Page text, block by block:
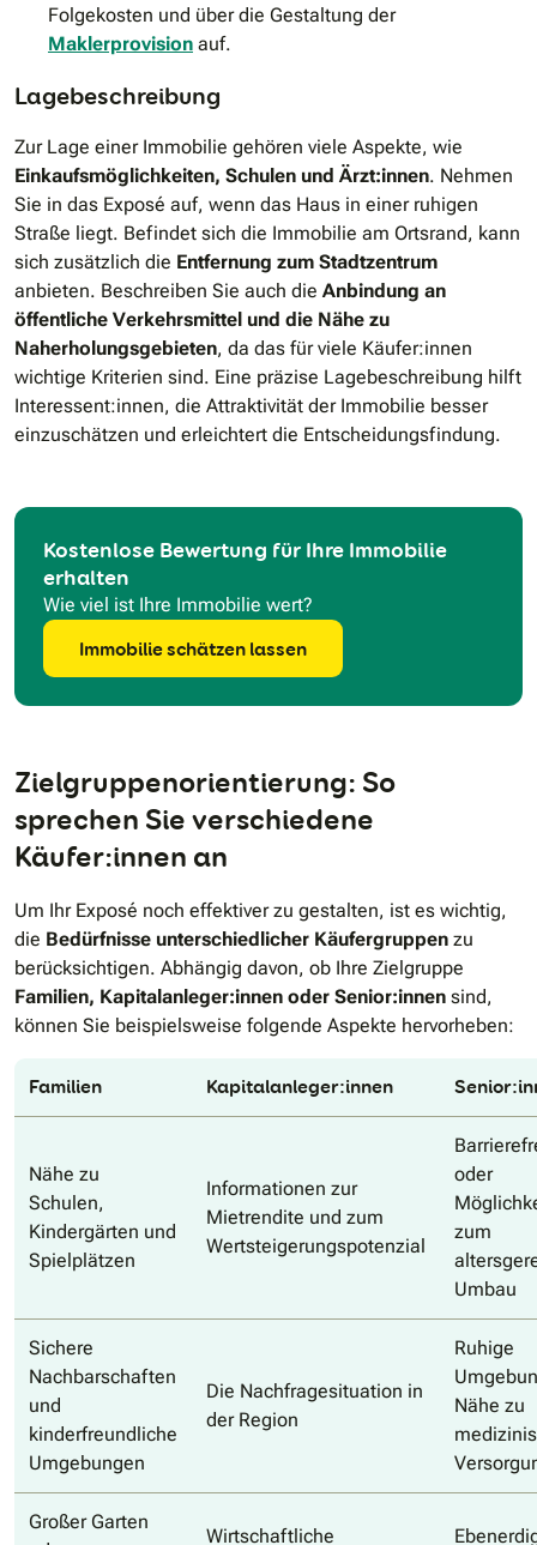
Folgekosten und über die Gestaltung der
Maklerprovision auf.
Lagebeschreibung
Zur Lage einer Immobilie gehören viele Aspekte, wie
Einkaufsmöglichkeiten, Schulen und Ärzt:innen. Nehmen
Sie in das Exposé auf, wenn das Haus in einer ruhigen
Straße liegt. Befindet sich die Immobilie am Ortsrand, kann
sich zusätzlich die Entfernung zum Stadtzentrum
anbieten. Beschreiben Sie auch die Anbindung an
öffentliche Verkehrsmittel und die Nähe zu
Naherholungsgebieten, da das für viele Käufer:innen
wichtige Kriterien sind. Eine präzise Lagebeschreibung hilft
Interessent:innen, die Attraktivität der Immobilie besser
einzuschätzen und erleichtert die Entscheidungsfindung.
Kostenlose Bewertung für Ihre Immobilie
erhalten
Wie viel ist Ihre Immobilie wert?
Immobilie schätzen lassen
Zielgruppenorientierung: So
sprechen Sie verschiedene
Käufer:innen an
Um Ihr Exposé noch effektiver zu gestalten, ist es wichtig,
die Bedürfnisse unterschiedlicher Käufergruppen zu
berücksichtigen. Abhängig davon, ob Ihre Zielgruppe
Familien, Kapitalanleger:innen oder Senior:innen sind,
können Sie beispielsweise folgende Aspekte hervorheben:
Familien Kapitalanleger:innen
Nähe zu
Schulen,
Kindergärten und
Spielplätzen
Informationen zur
Mietrendite und zum
Wertsteigerungspotenzial
oder
zum
Umbau
Sichere
Nachbarschaften
und
kinderfreundliche
Umgebungen
Die Nachfragesituation in
der Region
Ruhige
Nähe zu
Großer Garten
Wirtschaftliche